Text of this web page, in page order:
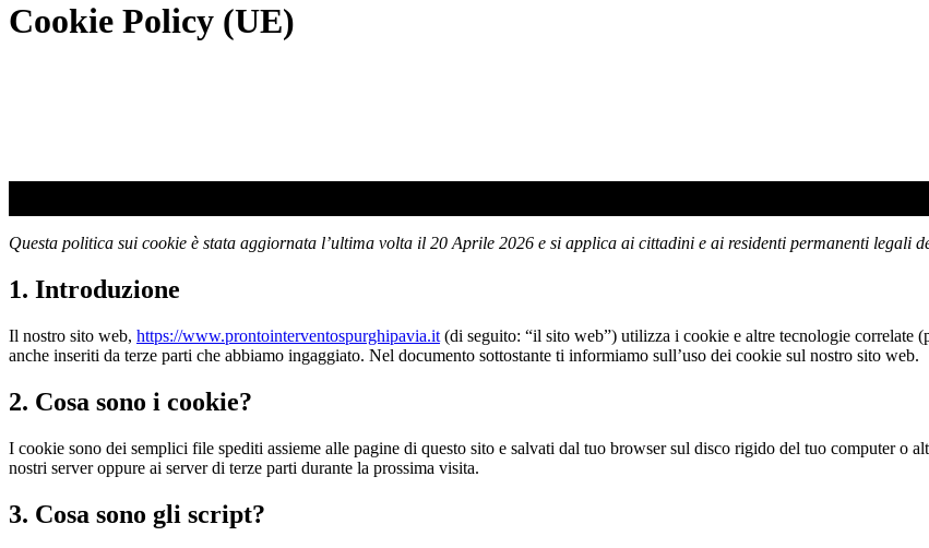
Cookie Policy (UE)
Questa politica sui cookie è stata aggiornata l’ultima volta il 20 Aprile 2026 e si applica ai cittadini e ai residenti permanenti legali
1. Introduzione
Il nostro sito web, https://www.prontointerventospurghipavia.it (di seguito: “il sito web”) utilizza i cookie e altre tecnologie correlate
anche inseriti da terze parti che abbiamo ingaggiato. Nel documento sottostante ti informiamo sull’uso dei cookie sul nostro sito web.
2. Cosa sono i cookie?
I cookie sono dei semplici file spediti assieme alle pagine di questo sito e salvati dal tuo browser sul disco rigido del tuo computer o
nostri server oppure ai server di terze parti durante la prossima visita.
3. Cosa sono gli script?